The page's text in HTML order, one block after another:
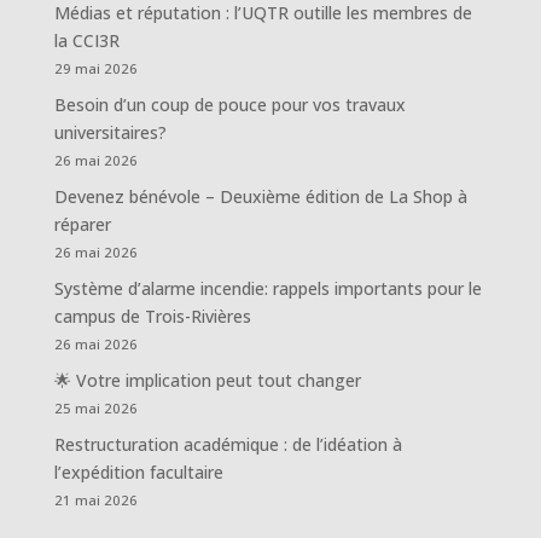
Médias et réputation : l’UQTR outille les membres de
la CCI3R
29 mai 2026
Besoin d’un coup de pouce pour vos travaux
universitaires?
26 mai 2026
Devenez bénévole – Deuxième édition de La Shop à
réparer
26 mai 2026
Système d’alarme incendie: rappels importants pour le
campus de Trois-Rivières
26 mai 2026
🌟 Votre implication peut tout changer
25 mai 2026
Restructuration académique : de l’idéation à
l’expédition facultaire
21 mai 2026